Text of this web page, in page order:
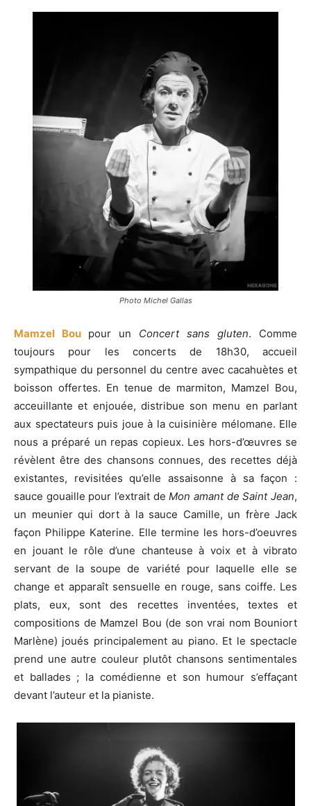
Photo Michel Gallas
Mamzel Bou pour un Concert sans gluten. Comme
toujours pour les concerts de 18h30, accueil
sympathique du personnel du centre avec cacahuètes et
boisson offertes. En tenue de marmiton, Mamzel Bou,
acceuillante et enjouée, distribue son menu en parlant
aux spectateurs puis joue à la cuisinière mélomane. Elle
nous a préparé un repas copieux. Les hors-d’œuvres se
révèlent être des chansons connues, des recettes déjà
existantes, revisitées qu’elle assaisonne à sa façon :
sauce gouaille pour l’extrait deMon amant de Saint Jean,
un meunier qui dort à la sauce Camille, un frère Jack
façon Philippe Katerine. Elle termine les hors-d’oeuvres
en jouant le rôle d’une chanteuse à voix et à vibrato
servant de la soupe de variété pour laquelle elle se
change et apparaît sensuelle en rouge, sans coiffe. Les
plats, eux, sont des recettes inventées, textes et
compositions de Mamzel Bou (de son vrai nom Bouniort
Marlène) joués principalement au piano. Et le spectacle
prend une autre couleur plutôt chansons sentimentales
et ballades ; la comédienne et son humour s’effaçant
devant l’auteur et la pianiste.